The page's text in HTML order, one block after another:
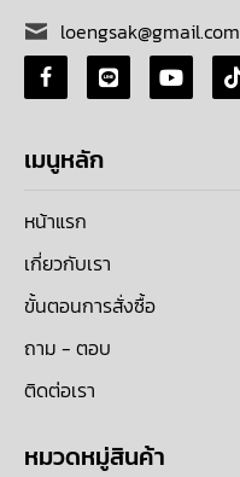
loengsak@gmail.com
เมนูหลัก
หน้าแรก
เกี่ยวกับเรา
ขั้นตอนการสั่งซื้อ
ถาม - ตอบ
ติดต่อเรา
หมวดหมู่สินค้า